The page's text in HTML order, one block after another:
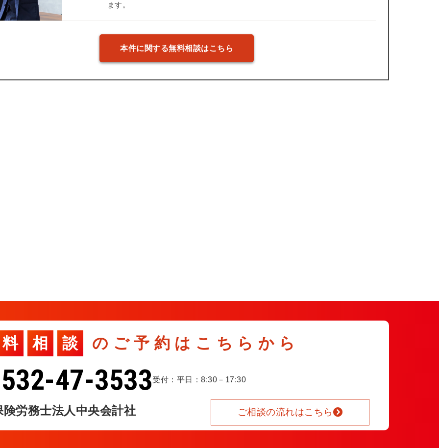
ます。
本件に関する無料相談はこちら
料 相 談 のご予約はこちらから
47-3533受付：平日：8:30－17:30
険労務士法人中央会計社 ご相談の流れはこちら